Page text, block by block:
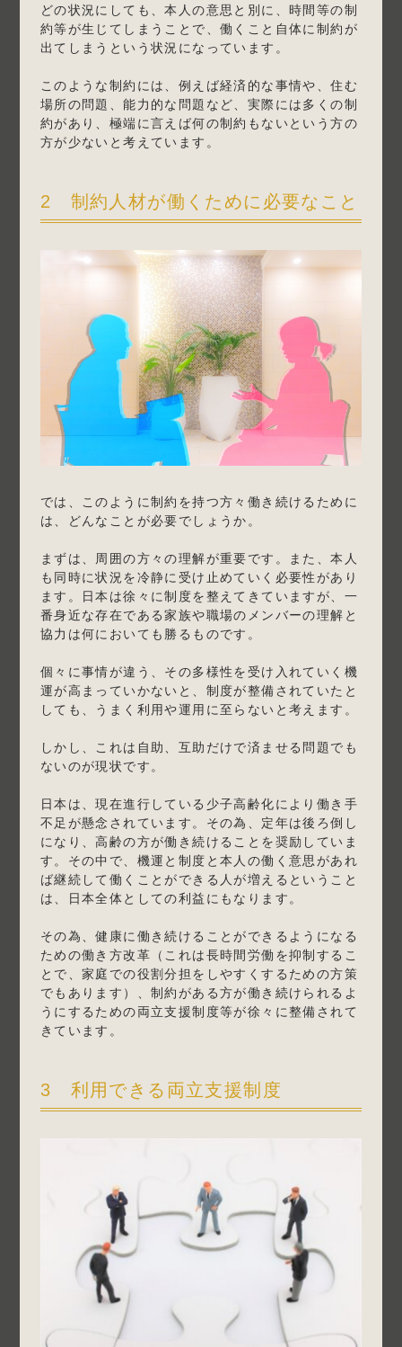
どの状況にしても、本人の意思と別に、時間等の制
約等が生じてしまうことで、働くこと自体に制約が
出てしまうという状況になっています。
このような制約には、例えば経済的な事情や、住む
場所の問題、能力的な問題など、実際には多くの制
約があり、極端に言えば何の制約もないという方の
方が少ないと考えています。
2 制約人材が働くために必要なこと
では、このように制約を持つ方々働き続けるために
は、どんなことが必要でしょうか。
まずは、周囲の方々の理解が重要です。また、本人
も同時に状況を冷静に受け止めていく必要性があり
ます。日本は徐々に制度を整えてきていますが、一
番身近な存在である家族や職場のメンバーの理解と
協力は何においても勝るものです。
個々に事情が違う、その多様性を受け入れていく機
運が高まっていかないと、制度が整備されていたと
しても、うまく利用や運用に至らないと考えます。
しかし、これは自助、互助だけで済ませる問題でも
ないのが現状です。
日本は、現在進行している少子高齢化により働き手
不足が懸念されています。その為、定年は後ろ倒し
になり、高齢の方が働き続けることを奨励していま
す。その中で、機運と制度と本人の働く意思があれ
ば継続して働くことができる人が増えるということ
は、日本全体としての利益にもなります。
その為、健康に働き続けることができるようになる
ための働き方改革（これは長時間労働を抑制するこ
とで、家庭での役割分担をしやすくするための方策
でもあります）、制約がある方が働き続けられるよ
うにするための両立支援制度等が徐々に整備されて
きています。
3 利用できる両立支援制度